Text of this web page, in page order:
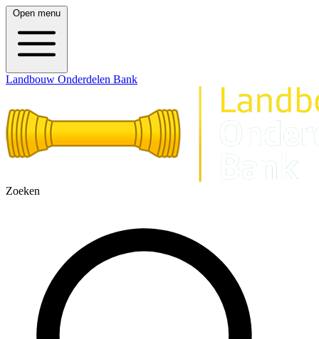
Open menu
Landbouw Onderdelen Bank
Zoeken